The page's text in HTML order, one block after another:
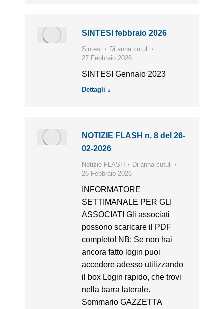
SINTESI febbraio 2026
Sintesi Dianna cutuli
27 Febbraio 2026
SINTESI Gennaio 2023
Dettagli
NOTIZIE FLASH n. 8 del 26-
02-2026
Notizie FLASH Dianna cutuli
26 Febbraio 2026
INFORMATORE
SETTIMANALE PER GLI
ASSOCIATI Gli associati
possono scaricare il PDF
completo! NB: Se non hai
ancora fatto login puoi
accedere adesso utilizzando
il box Login rapido, che trovi
nella barra laterale.
Sommario GAZZETTA